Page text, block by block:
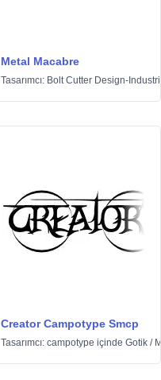
Metal Macabre
Tasarımcı: Bolt Cutter Design-
Creator Campotype Smcp
Tasarımcı: campotype içinde Gotik /